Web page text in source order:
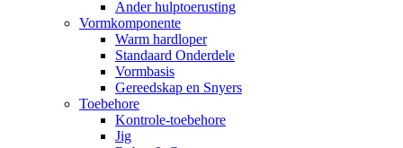
Ander hulptoerusting
Vormkomponente
Warm hardloper
Standaard Onderdele
Vormbasis
Gereedskap en Snyers
Toebehore
Kontrole-toebehore
Jig